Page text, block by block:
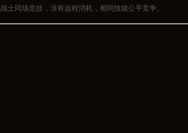
同场竞技，没有远程消耗，相同技能公平竞争。